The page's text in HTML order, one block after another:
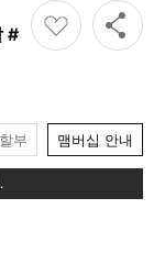
#
부 맴버십 안내